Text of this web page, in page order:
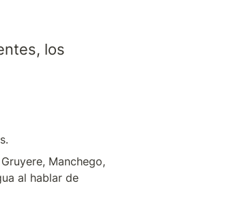
los
Manchego,
al hablar de